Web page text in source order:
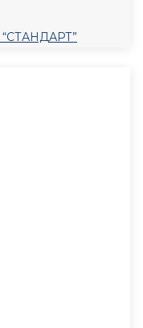
“СТАНДАРТ”